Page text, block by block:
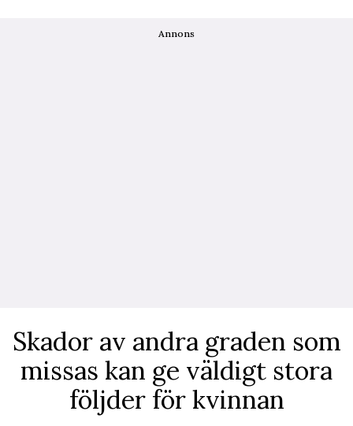
Annons
Skador av andra graden som
missas kan ge väldigt stora
följder för kvinnan